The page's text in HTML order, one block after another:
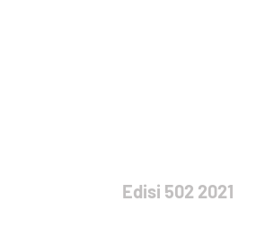
Edisi 502 2021